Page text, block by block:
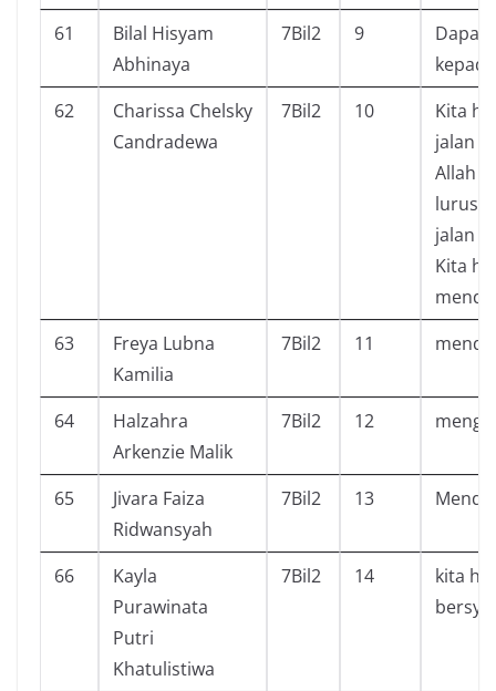
61
Bilal Hisyam
Abhinaya
7Bil2 9
Dapat
62
Charissa Chelsky
Candradewa
7Bil2 10
Kita
jalan
Allah )
lurus,
jalan
Kita
63
Freya Lubna
Kamilia
7Bil2 11
64
Halzahra
Arkenzie Malik
7Bil2 12
65
Jivara Faiza
Ridwansyah
7Bil2 13
66
Kayla
Purawinata
Putri
Khatulistiwa
7Bil2 14
kita